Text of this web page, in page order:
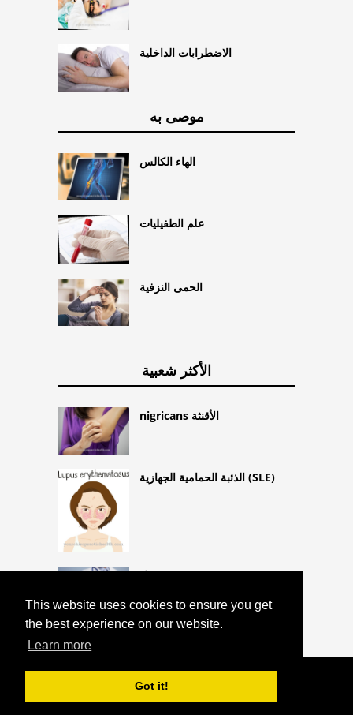
This website uses cookies to ensure you get
the best experience on our website.
Learn more
Got it!
الاضطرابات الداخلية
موصى به
الهاء الكالس
علم الطفيليات
الحمى النزفية
الأكثر شعبية
nigricans الأقنثة
الذئبة الحمامية الجهازية (SLE)
ريبروتيرول
COPYRIGHT 2026 HTTPS://CQLIFE.NET